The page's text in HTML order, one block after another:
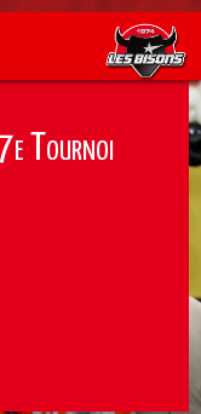
Tournoi